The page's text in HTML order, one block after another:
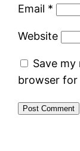
Email *
Website
Save
browser